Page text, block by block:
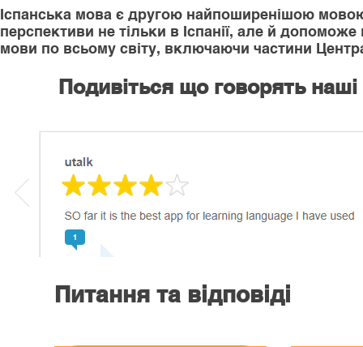
Іспанська мова є другою найпоширенішою мовою
перспективи не тільки в Іспанії, але й допоможе
мови по всьому світу, включаючи частини
Подивіться що говорять наші
Питання та відповіді